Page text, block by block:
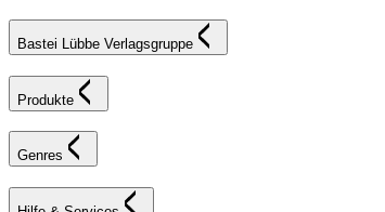
Bastei Lübbe Verlagsgruppe
Produkte
Genres